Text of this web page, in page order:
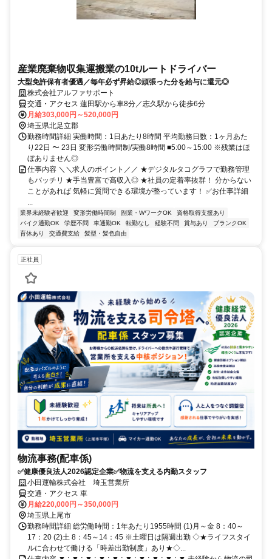
産業廃棄物収集運搬業の10tルートドライバー
大型免許保有者優遇／毎年必ず昇給◎頑張った分を給与に還元◎
株式会社アルファサポート
交通・アクセス 蓮田駅から車8分／志久駅から徒歩6分
月給303,000円～520,000円
埼玉県北足立郡
勤務時間詳細 実働時間：1日あたり8時間 平均勤務日数：1ヶ月あた
り22日 〜 23日 変形労働時間制/実働8時間 ■5:00～15:00 ※残業はほ
ぼありません◎
仕事内容 ＼＼求人のポイント／／ ★デジタルタコグラフで勤務管理
もバッチリ ★手当豊富で高収入◎ ★社員の定着率抜群！ 分からない
ことがあれば 気軽に質問できる環境が整っています！ ✅お仕事詳細
業界未経験者歓迎 変形労働時間制 副業・WワークOK
資格取得支援あり
バイク通勤OK
学歴不問 車通勤OK 転勤なし 経験不問 賞与あり
ブランクOK
育休あり
交通費支給 髪型・髪色自由
正社員
物流事務(配車係)
✅健康優良法人2026認定企業✅物流を支える内勤スタッフ
小田運輸株式会社 埼玉営業所
交通・アクセス 車
月給220,000円～350,000円
埼玉県上尾市
勤務時間詳細 総労働時間：1年あたり1955時間 (1)月～金 8：40～
17：20 (2)土 8：45～14：45 ※土曜日は隔週出勤 ◇★ライフスタイ
ルに合わせて働ける「時差出勤制度」あり★◇...